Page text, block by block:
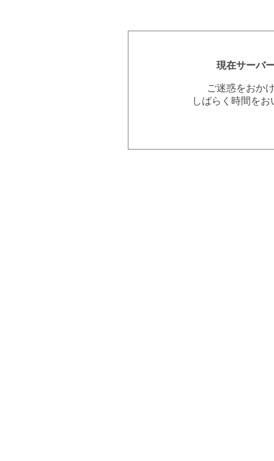
現在サーバ
ご迷惑をおか
しばらく時間を